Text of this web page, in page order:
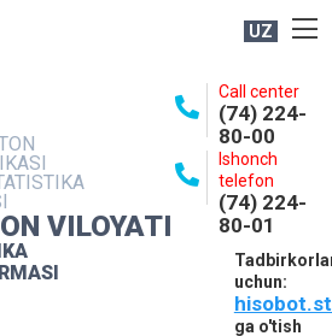
UZ
VILOYATI
Call center
(74) 224-
80-00
Ishonch
telefon
(74) 224-
80-01
uchun:
ga o'tish
NASHRLAR
XIZMATLAR
XIZMATI
MUROJAATLAR